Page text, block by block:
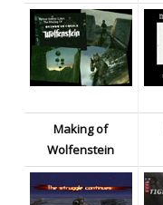
Making of
Wolfenstein